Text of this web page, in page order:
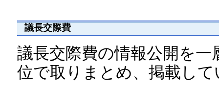
議長交際費
議長交際費の情報公開を
位で取りまとめ、掲載し